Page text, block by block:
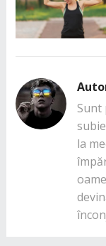
Sunt
la